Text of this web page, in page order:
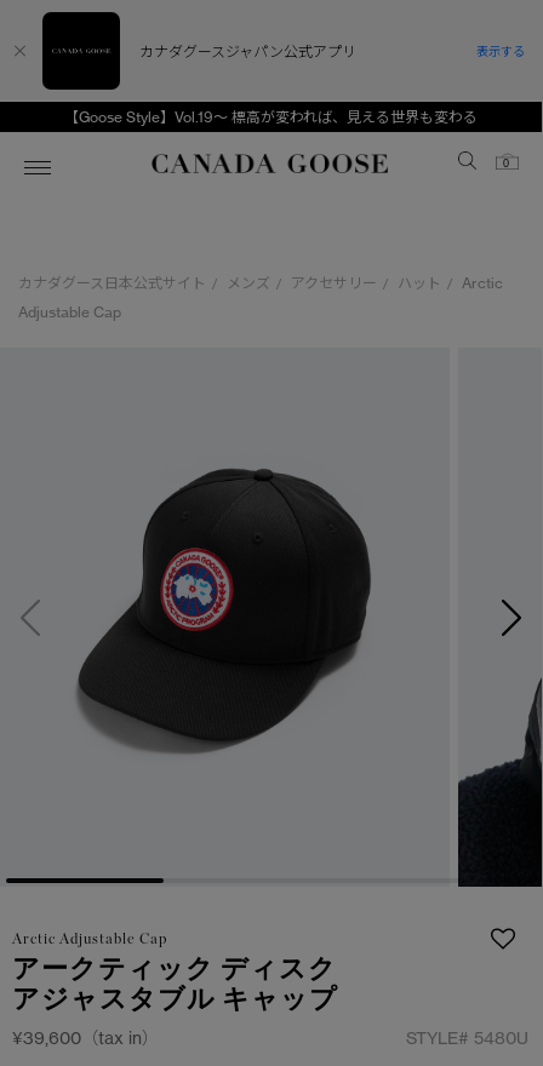
【Goose Style】Vol.19～ 標高が変われば、見える世界も変わる
Canada Goose
0
サマー 26 コレクション
サマー 26 コレクションLOOK
日本限定モデル
メイドインジャパンTシャツ
アクセサリー
フットウェア
コレクション
サマー 26 コレクション
サマー 26 コレクションLOOK
日本限定モデル
メイドインジャパンTシャツ
アクセサリー
フットウェア
コレクション
コレクション
ウェアの下取り・再販を通じて、長く愛される製
品の価値を受け継いでいきます。
アーカイブの希少なピースもご覧いただけます。
下取り申請
カナダグース日本公式サイト / メンズ / アクセサリー / ハット /
Arctic
Adjustable Cap
Arctic Adjustable Cap
アークティック ディスク
アジャスタブル キャップ
¥39,600（tax in） STYLE# 5480U
カナダグースジャパン公式アプリ 表示する